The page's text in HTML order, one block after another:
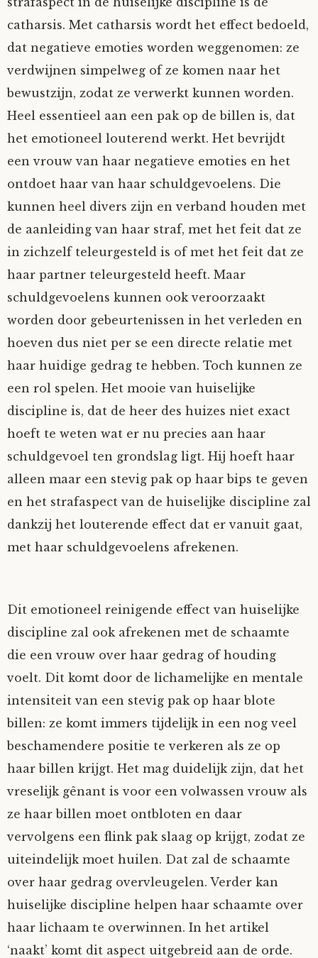
catharsis. Met catharsis wordt het effect bedoeld,
dat negatieve emoties worden weggenomen: ze
verdwijnen simpelweg of ze komen naar het
bewustzijn, zodat ze verwerkt kunnen worden.
Heel essentieel aan een pak op de billen is, dat
het emotioneel louterend werkt. Het bevrijdt
een vrouw van haar negatieve emoties en het
ontdoet haar van haar schuldgevoelens. Die
kunnen heel divers zijn en verband houden met
de aanleiding van haar straf, met het feit dat ze
in zichzelf teleurgesteld is of met het feit dat ze
haar partner teleurgesteld heeft. Maar
schuldgevoelens kunnen ook veroorzaakt
worden door gebeurtenissen in het verleden en
hoeven dus niet per se een directe relatie met
haar huidige gedrag te hebben. Toch kunnen ze
een rol spelen. Het mooie van huiselijke
discipline is, dat de heer des huizes niet exact
hoeft te weten wat er nu precies aan haar
schuldgevoel ten grondslag ligt. Hij hoeft haar
alleen maar een stevig pak op haar bips te geven
en het strafaspect van de huiselijke discipline zal
dankzij het louterende effect dat er vanuit gaat,
met haar schuldgevoelens afrekenen.
Dit emotioneel reinigende effect van huiselijke
discipline zal ook afrekenen met de schaamte
die een vrouw over haar gedrag of houding
voelt. Dit komt door de lichamelijke en mentale
intensiteit van een stevig pak op haar blote
billen: ze komt immers tijdelijk in een nog veel
beschamendere positie te verkeren als ze op
haar billen krijgt. Het mag duidelijk zijn, dat het
vreselijk gênant is voor een volwassen vrouw als
ze haar billen moet ontbloten en daar
vervolgens een flink pak slaag op krijgt, zodat ze
uiteindelijk moet huilen. Dat zal de schaamte
over haar gedrag overvleugelen. Verder kan
huiselijke discipline helpen haar schaamte over
haar lichaam te overwinnen. In het artikel
‘naakt’ komt dit aspect uitgebreid aan de orde.